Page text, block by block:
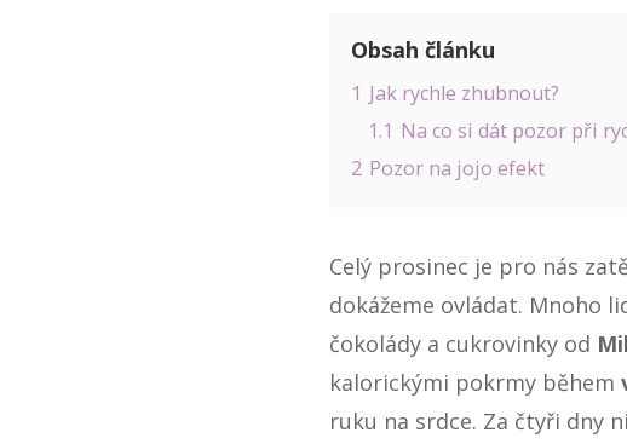
Obsah článku
1 Jak rychle zhubnout?
1.1 Na co si dát pozor při
2 Pozor na jojo efekt
Celý prosinec je pro nás
dokážeme ovládat. Mnoho
čokolády a cukrovinky od
kalorickými pokrmy během
ruku na srdce. Za čtyři dny